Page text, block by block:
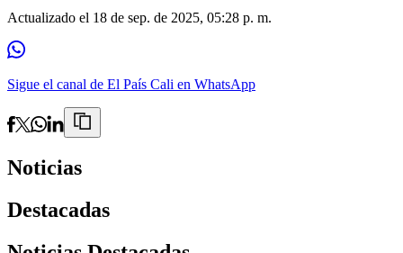
Actualizado el 18 de sep. de 2025, 05:28 p. m.
Sigue el canal de El País Cali en WhatsApp
Noticias
Destacadas